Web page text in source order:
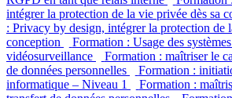
intégrer la protection de la vie privée dès sa
: Privacy by design, intégrer la protection de
conception
Formation : Usage des
vidéosurveillance
Formation : maîtriser le
de données personnelles
Formation :
informatique – Niveau 1
Formation :